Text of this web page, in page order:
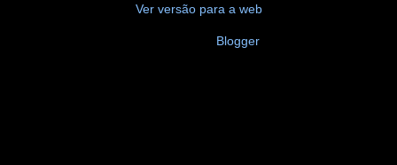
Ver versão para a web
Blogger.